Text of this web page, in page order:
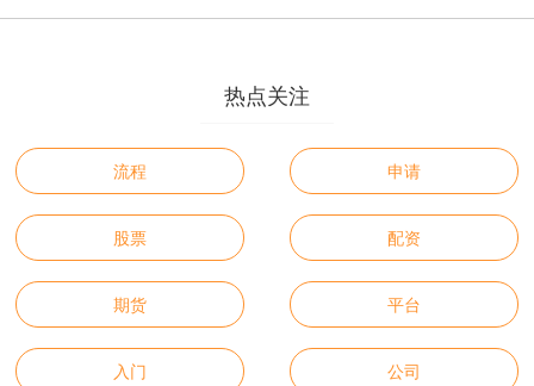
热点关注
流程 申请
股票 配资
期货 平台
入门 公司